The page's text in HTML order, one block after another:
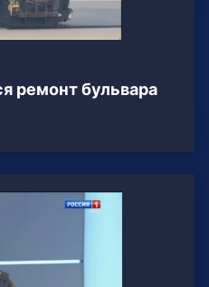
ремонт бульвара